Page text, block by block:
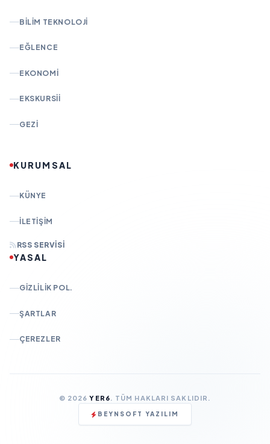
BILIM TEKNOLOJI
EĞLENCE
EKONOMI
EKSKURSII
GEZI
KURUMSAL
KÜNYE
İLETIŞIM
RSS SERVISI
YASAL
GIZLILIK POL.
ŞARTLAR
ÇEREZLER
© 2026YER6. TÜM HAKLARI SAKLIDIR.
BEYNSOFT YAZILIM